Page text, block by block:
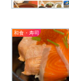
和食・寿司